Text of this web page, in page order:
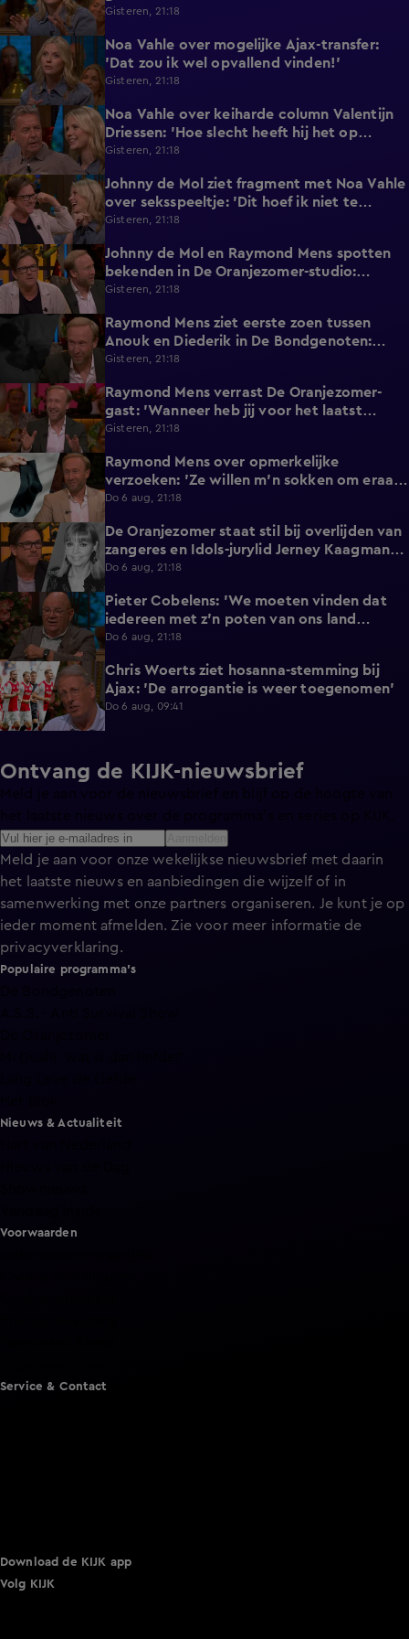
Eredivisie!'
Gisteren, 21:18
0:49
Noa Vahle over mogelijke Ajax-transfer:
'Dat zou ik wel opvallend vinden!'
Gisteren, 21:18
2:25
Noa Vahle over keiharde column Valentijn
Driessen: 'Hoe slecht heeft hij het op
vakantie?!'
Gisteren, 21:18
2:12
Johnny de Mol ziet fragment met Noa Vahle
over seksspeeltje: 'Dit hoef ik niet te
horen!'
Gisteren, 21:18
0:27
Johnny de Mol en Raymond Mens spotten
bekenden in De Oranjezomer-studio:
'Hooggeëerd publiek!'
Gisteren, 21:18
Raymond Mens ziet eerste zoen tussen
Anouk en Diederik in De Bondgenoten:
'Echt een soap!'
Gisteren, 21:18
1:17
Raymond Mens verrast De Oranjezomer-
gast: 'Wanneer heb jij voor het laatst
afgetrokken?'
Gisteren, 21:18
1:49
Raymond Mens over opmerkelijke
verzoeken: 'Ze willen m'n sokken om eraan
te ruiken'
Do 6 aug, 21:18
0:36
De Oranjezomer staat stil bij overlijden van
zangeres en Idols-jurylid Jerney Kaagman
(79)
Do 6 aug, 21:18
1:16
Pieter Cobelens: 'We moeten vinden dat
iedereen met z'n poten van ons land
afblijft!'
Do 6 aug, 21:18
1:11
Chris Woerts ziet hosanna-stemming bij
Ajax: 'De arrogantie is weer toegenomen'
Do 6 aug, 09:41
Ontvang de KIJK-nieuwsbrief
Meld je aan voor onze wekelijkse nieuwsbrief met daarin
het laatste nieuws en aanbiedingen die wijzelf of in
samenwerking met onze partners organiseren. Je kunt je op
ieder moment afmelden. Zie voor meer informatie de
privacyverklaring.
Populaire programma's
Nieuws & Actualiteit
Voorwaarden
Service & Contact
Download de KIJK app
Volg KIJK